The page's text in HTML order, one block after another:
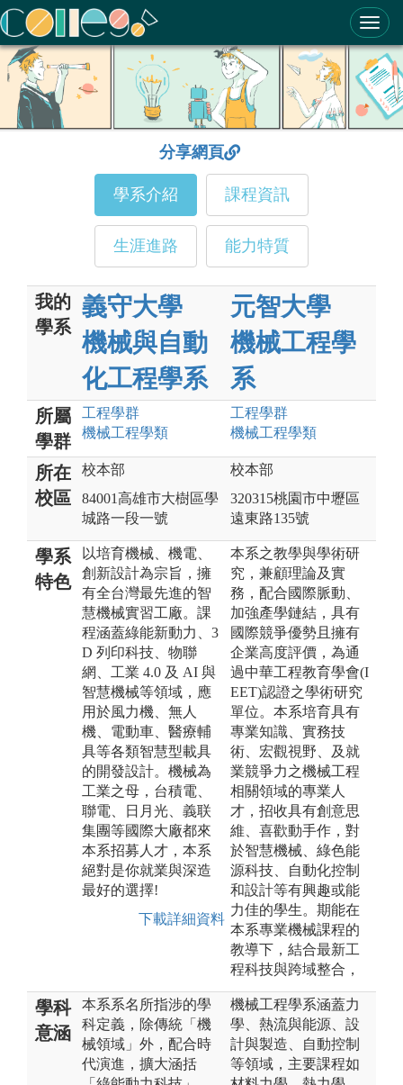
ColleGo! 大學選才與高中育才輔助系統
分享網頁
學系介紹 課程資訊
生涯進路 能力特質
我的
學系
義守大學
機械與自動
化工程學系
元智大學
機械工程學
系
所屬
學群
工程學群
機械工程學類
工程學群
機械工程學類
所在
校區
校本部
84001高雄市大樹區學
城路一段一號
校本部
320315桃園市中壢區
遠東路135號
學系
特色
以培育機械、機電、
創新設計為宗旨，擁
有全台灣最先進的智
慧機械實習工廠。課
程涵蓋綠能新動力、3
D 列印科技、物聯
網、工業 4.0 及 AI 與
智慧機械等領域，應
用於風力機、無人
機、電動車、醫療輔
具等各類智慧型載具
的開發設計。機械為
工業之母，台積電、
聯電、日月光、義联
集團等國際大廠都來
本系招募人才，本系
絕對是你就業與深造
最好的選擇!
下載詳細資料
本系之教學與學術研
究，兼顧理論及實
務，配合國際脈動、
加強產學鏈結，具有
國際競爭優勢且擁有
企業高度評價，為通
過中華工程教育學會(I
EET)認證之學術研究
單位。本系培育具有
專業知識、實務技
術、宏觀視野、及就
業競爭力之機械工程
相關領域的專業人
才，招收具有創意思
維、喜歡動手作，對
於智慧機械、綠色能
源科技、自動化控制
和設計等有興趣或能
力佳的學生。期能在
本系專業機械課程的
教導下，結合最新工
程科技與跨域整合，
學科
意涵
本系系名所指涉的學
科定義，除傳統「機
械領域」外，配合時
代演進，擴大涵括
機械工程學系涵蓋力
學、熱流與能源、設
計與製造、自動控制
等領域，主要課程如